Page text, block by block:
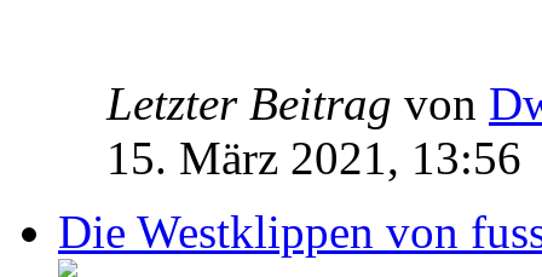
Letzter Beitrag von
15. März 2021, 13:56
Die Westklippen von